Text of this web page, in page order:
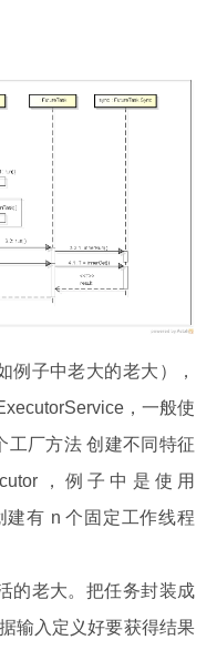
例子中老大的老大），
，一般使
工厂方法 创建不同特征
，例子中是使用
建有 n 个固定工作线程
的老大。把任务封装成
输入定义好要获得结果